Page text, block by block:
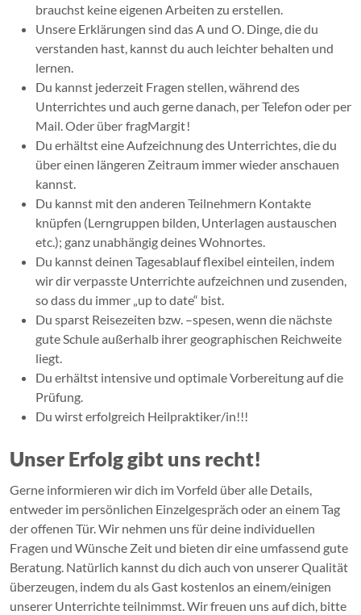
brauchst keine eigenen Arbeiten zu erstellen.
Unsere Erklärungen sind das A und O. Dinge, die du
verstanden hast, kannst du auch leichter behalten und
lernen.
Du kannst jederzeit Fragen stellen, während des
Unterrichtes und auch gerne danach, per Telefon oder per
Mail. Oder über fragMargit!
Du erhältst eine Aufzeichnung des Unterrichtes, die du
über einen längeren Zeitraum immer wieder anschauen
kannst.
Du kannst mit den anderen Teilnehmern Kontakte
knüpfen (Lerngruppen bilden, Unterlagen austauschen
etc.); ganz unabhängig deines Wohnortes.
Du kannst deinen Tagesablauf flexibel einteilen, indem
wir dir verpasste Unterrichte aufzeichnen und zusenden,
so dass du immer „up to date“ bist.
Du sparst Reisezeiten bzw. –spesen, wenn die nächste
gute Schule außerhalb ihrer geographischen Reichweite
liegt.
Du erhältst intensive und optimale Vorbereitung auf die
Prüfung.
Du wirst erfolgreich Heilpraktiker/in!!!
Unser Erfolg gibt uns recht!
Gerne informieren wir dich im Vorfeld über alle Details,
entweder im persönlichen Einzelgespräch oder an einem Tag
der offenen Tür. Wir nehmen uns für deine individuellen
Fragen und Wünsche Zeit und bieten dir eine umfassend gute
Beratung. Natürlich kannst du dich auch von unserer Qualität
überzeugen, indem du als Gast kostenlos an einem/einigen
unserer Unterrichte teilnimmst. Wir freuen uns auf dich, bitte